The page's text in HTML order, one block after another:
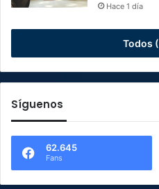
Hace 1 día
Todos
Síguenos
62.645
Fans